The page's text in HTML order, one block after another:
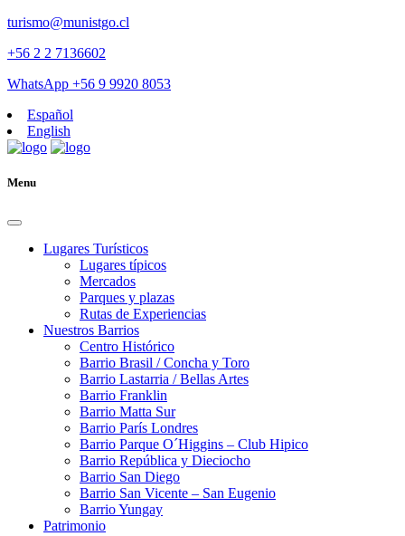
turismo@munistgo.cl
+56 2 2 7136602
WhatsApp +56 9 9920 8053
Español
English
Menu
Lugares Turísticos
Lugares tí­picos
Mercados
Parques y plazas
Rutas de Experiencias
Nuestros Barrios
Centro Histórico
Barrio Brasil / Concha y Toro
Barrio Lastarria / Bellas Artes
Barrio Franklin
Barrio Matta Sur
Barrio Parí­s Londres
Barrio Parque O´Higgins – Club Hipico
Barrio República y Dieciocho
Barrio San Diego
Barrio San Vicente – San Eugenio
Barrio Yungay
Patrimonio